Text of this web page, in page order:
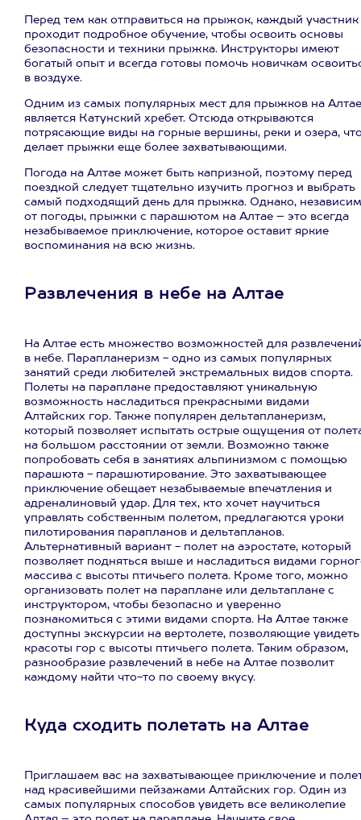
Перед тем как отправиться на прыжок, каждый участник
проходит подробное обучение, чтобы освоить основы
безопасности и техники прыжка. Инструкторы имеют
богатый опыт и всегда готовы помочь новичкам
в воздухе.
Одним из самых популярных мест для прыжков на Алтае
является Катунский хребет. Отсюда открываются
потрясающие виды на горные вершины, реки и озера,
делает прыжки еще более захватывающими.
Погода на Алтае может быть капризной, поэтому перед
поездкой следует тщательно изучить прогноз и выбрать
самый подходящий день для прыжка. Однако,
от погоды, прыжки с парашютом на Алтае – это всегда
незабываемое приключение, которое оставит яркие
воспоминания на всю жизнь.
Развлечения в небе на Алтае
На Алтае есть множество возможностей для
в небе. Парапланеризм - одно из самых популярных
занятий среди любителей экстремальных видов спорта.
Полеты на параплане предоставляют уникальную
возможность насладиться прекрасными видами
Алтайских гор. Также популярен дельтапланеризм,
который позволяет испытать острые ощущения от
на большом расстоянии от земли. Возможно также
попробовать себя в занятиях альпинизмом с помощью
парашюта - парашютирование. Это захватывающее
приключение обещает незабываемые впечатления и
адреналиновый удар. Для тех, кто хочет научиться
управлять собственным полетом, предлагаются уроки
пилотирования парапланов и дельтапланов.
Альтернативный вариант - полет на аэростате, который
позволяет подняться выше и насладиться видами
массива с высоты птичьего полета. Кроме того, можно
организовать полет на параплане или дельтаплане с
инструктором, чтобы безопасно и уверенно
познакомиться с этими видами спорта. На Алтае также
доступны экскурсии на вертолете, позволяющие увидеть
красоты гор с высоты птичьего полета. Таким образом,
разнообразие развлечений в небе на Алтае позволит
каждому найти что-то по своему вкусу.
Куда сходить полетать на Алтае
Приглашаем вас на захватывающее приключение и
над красивейшими пейзажами Алтайских гор. Один из
самых популярных способов увидеть все великолепие